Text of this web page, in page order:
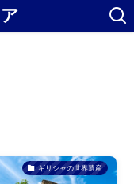
ギリシャの世界遺産